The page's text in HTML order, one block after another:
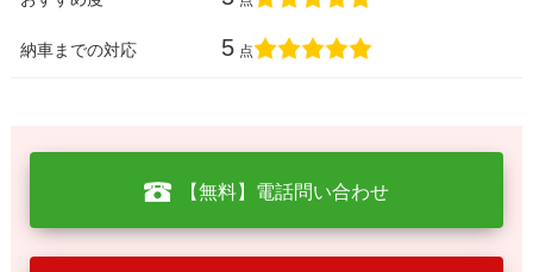
納車までの対応 5 点
【無料】電話問い合わせ